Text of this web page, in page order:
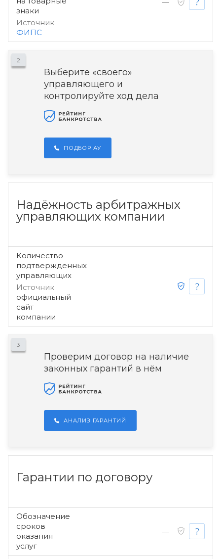
знаки
Источник
ФИПС
—
2
Выберите «своего»
управляющего и
контролируйте ход дела
ПОДБОР АУ
Надёжность арбитражных
управляющих компании
Количество
подтвержденных
управляющих
Источник
официальный
сайт
компании
3
Проверим договор на наличие
законных гарантий в нём
АНАЛИЗ ГАРАНТИЙ
Гарантии по договору
Обозначение
сроков
оказания
услуг
—